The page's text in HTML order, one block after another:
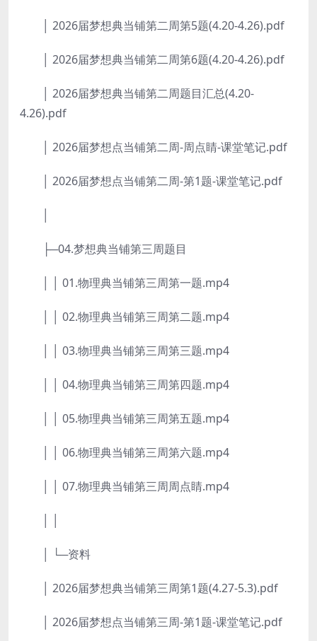
│ 2026届梦想典当铺第二周第5题(4.20-4.26).pdf
│ 2026届梦想典当铺第二周第6题(4.20-4.26).pdf
│ 2026届梦想典当铺第二周题目汇总(4.20-
4.26).pdf
│ 2026届梦想点当铺第二周-周点睛-课堂笔记.pdf
│ 2026届梦想点当铺第二周-第1题-课堂笔记.pdf
├─04.梦想典当铺第三周题目
│ │ 01.物理典当铺第三周第一题.mp4
│ │ 02.物理典当铺第三周第二题.mp4
│ │ 03.物理典当铺第三周第三题.mp4
│ │ 04.物理典当铺第三周第四题.mp4
│ │ 05.物理典当铺第三周第五题.mp4
│ │ 06.物理典当铺第三周第六题.mp4
│ │ 07.物理典当铺第三周周点睛.mp4
│ └─资料
│ 2026届梦想典当铺第三周第1题(4.27-5.3).pdf
│ 2026届梦想点当铺第三周-第1题-课堂笔记.pdf